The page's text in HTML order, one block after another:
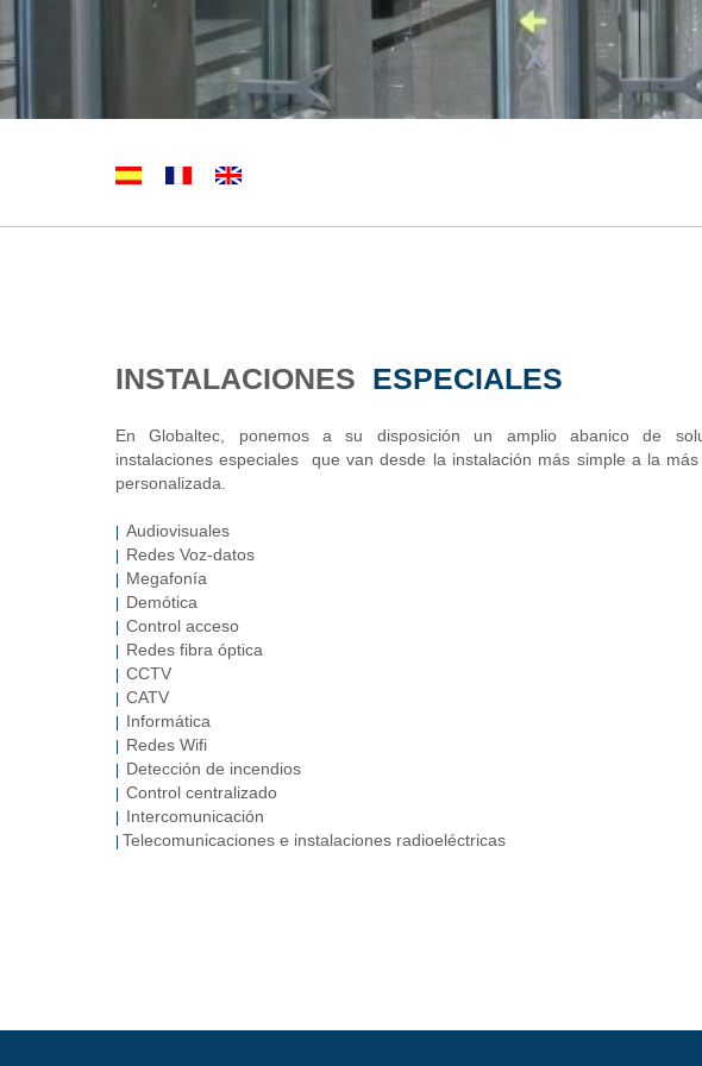
INSTALACIONES ESPECIALES
En Globaltec, ponemos a su disposición un amplio abanico de
instalaciones especiales que van desde la instalación más simple a la
personalizada.
| Audiovisuales
| Redes Voz-datos
| Megafonía
| Demótica
| Control acceso
| Redes fibra óptica
| CCTV
| CATV
| Informática
| Redes Wifi
| Detección de incendios
| Control centralizado
| Intercomunicación
| Telecomunicaciones e instalaciones radioeléctricas